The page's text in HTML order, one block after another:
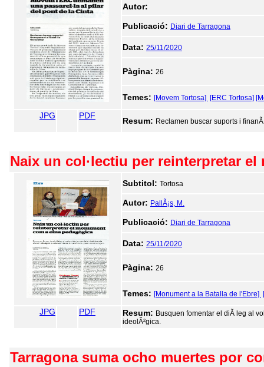
Autor:
Publicació: Diari de Tarragona
Data: 25/11/2020
Pàgina: 26
Temes: [Movem Tortosa] [ERC Tortosa]
JPG PDF
Resum: Reclamen buscar suports i
Naix un col·lectiu per reinterpretar
Subtitol: Tortosa
Autor: PallÃ¡s, M.
Publicació: Diari de Tarragona
Data: 25/11/2020
Pàgina: 26
Temes: [Monument a la Batalla de l'Ebre]
JPG PDF Resum: Busquen fomentar el diÃ leg al
ideolÃ²gica.
Tarragona suma ocho muertes por